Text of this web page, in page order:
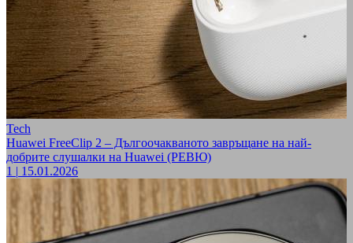
Tech
Huawei FreeClip 2 – Дългоочакваното завръщане на най-
добрите слушалки на Huawei (РЕВЮ)
1 | 15.01.2026